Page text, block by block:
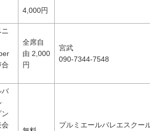
4,000円
全席自
由 2,000
円
宮武
090-7344-7548
バ
プルミエールバレエスクー